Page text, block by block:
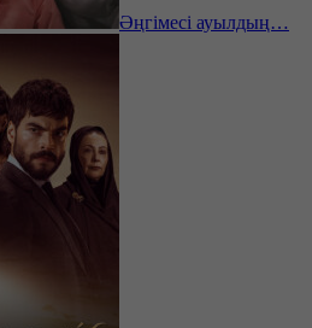
Әңгімесі ауылдың…